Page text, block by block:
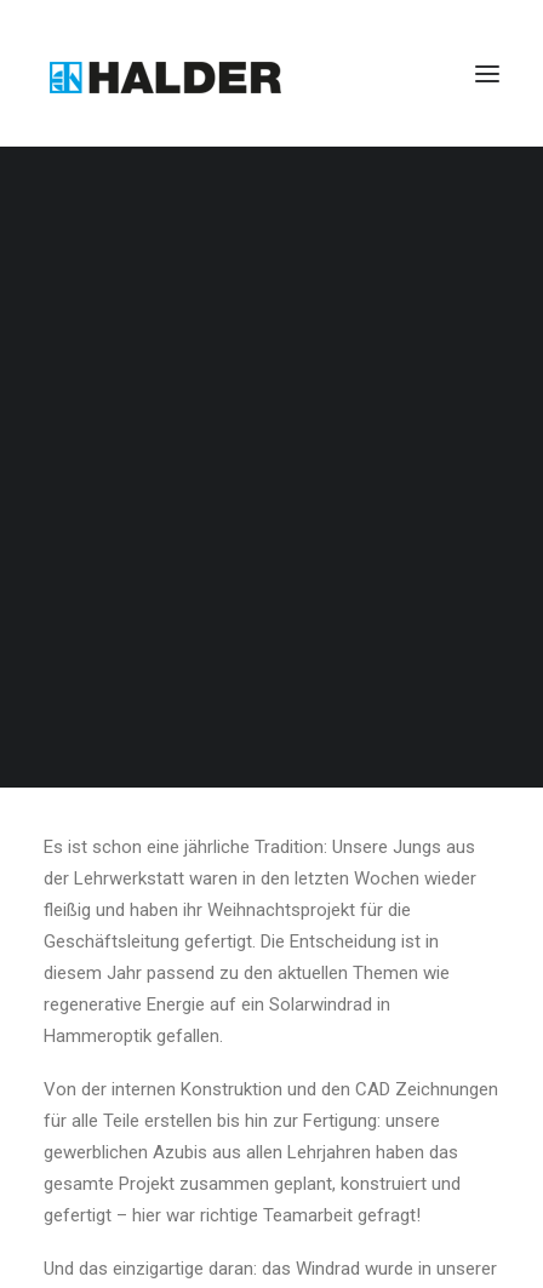
Es ist schon eine jährliche Tradition: Unsere Jungs aus
der Lehrwerkstatt waren in den letzten Wochen wieder
fleißig und haben ihr Weihnachtsprojekt für die
Geschäftsleitung gefertigt. Die Entscheidung ist in
diesem Jahr passend zu den aktuellen Themen wie
regenerative Energie auf ein Solarwindrad in
Hammeroptik gefallen.
Von der internen Konstruktion und den CAD Zeichnungen
für alle Teile erstellen bis hin zur Fertigung: unsere
gewerblichen Azubis aus allen Lehrjahren haben das
gesamte Projekt zusammen geplant, konstruiert und
gefertigt – hier war richtige Teamarbeit gefragt!
Und das einzigartige daran: das Windrad wurde in unserer